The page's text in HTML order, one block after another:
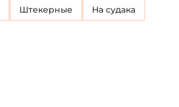
Штекерные На судака